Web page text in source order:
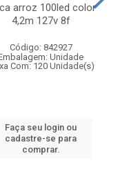
arroz 100led color
4,2m 127v 8f
Código: 842927
Unidade
Com: 120 Unidade(s)
Faça seu login ou
cadastre-se para
comprar.